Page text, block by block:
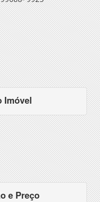
Imóvel
e Preço